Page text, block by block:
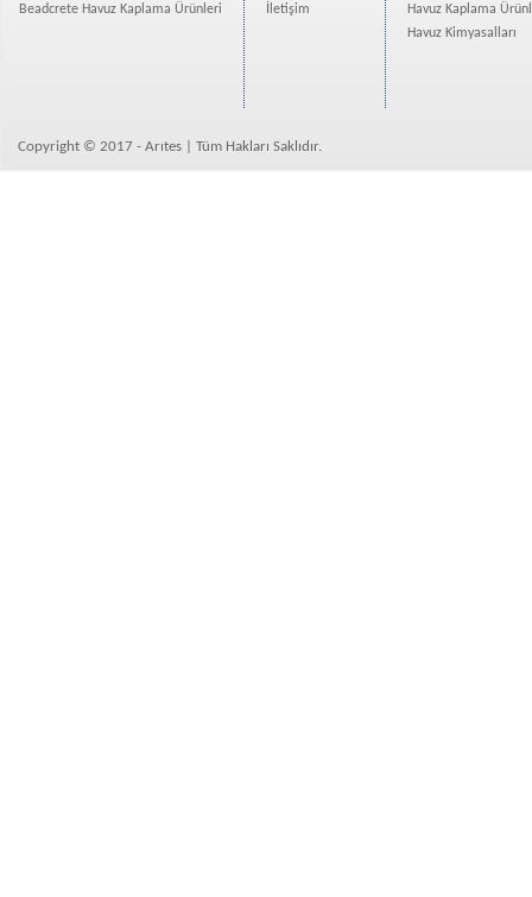
10. Işık Bağlantı
Otomatik Havuz
Beadcrete Havuz Kaplama Ürünleri
İletişim
Havuz Kaplama
Havuz Kimyasalları
Copyright © 2017 - Arıtes | Tüm Hakları Saklıdır.